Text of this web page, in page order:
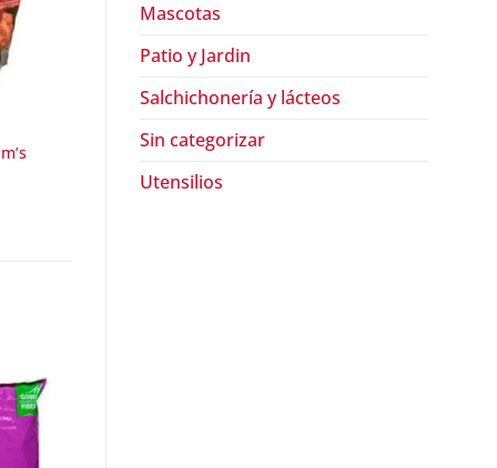
Mascotas
Patio y Jardin
Salchichonería y lácteos
Sin categorizar
Utensilios